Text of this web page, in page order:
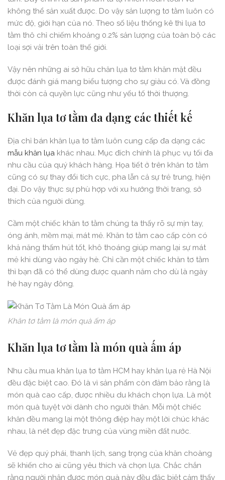
không thể sản xuất được. Do vậy sản lượng tơ tằm luôn có
mức độ, giới hạn của nó. Theo số liệu thống kê thì lụa tơ
tằm thô chỉ chiếm khoảng 0.2% sản lượng của toàn bộ các
loại sợi vải trên toàn thế giới.
Vậy nên những ai sở hữu chăn lụa tơ tằm khăn mặt đều
được đánh giá mang biểu tượng cho sự giàu có. Và đồng
thời còn cả quyền lực cũng như yếu tố thời thượng.
Khăn lụa tơ tằm đa dạng các thiết kế
Địa chỉ bán khăn lụa tơ tằm luôn cung cấp đa dạng các
mẫu khăn lụa khác nhau. Mục đích chính là phục vụ tối đa
nhu cầu của quý khách hàng. Họa tiết ở trên khăn tơ tằm
cũng có sự thay đổi tích cực, pha lẫn cả sự trẻ trung, hiện
đại. Do vậy thực sự phù hợp với xu hướng thời trang, sở
thích của người dùng.
Cầm một chiếc khăn tơ tằm chúng ta thấy rõ sự mịn tay,
óng ánh, mềm mại, mát mẻ. Khăn tơ tằm cao cấp còn có
khả năng thấm hút tốt, khô thoáng giúp mang lại sự mát
mẻ khi dùng vào ngày hè. Chỉ cần một chiếc khăn tơ tằm
thì bạn đã có thể dùng được quanh năm cho dù là ngày
hè hay ngày đông.
Khăn tơ tằm là món quà ấm áp
Khăn lụa tơ tằm là món quà ấm áp
Nhu cầu mua khăn lụa tơ tằm HCM hay khăn lụa rẻ Hà Nội
đều đặc biệt cao. Đó là vì sản phẩm còn đảm bảo rằng là
món quà cao cấp, được nhiều du khách chọn lựa. Là một
món quà tuyệt vời dành cho người thân. Mỗi một chiếc
khăn đều mang lại một thông điệp hay một lời chúc khác
nhau, là nét đẹp đặc trưng của vùng miền đất nước.
Vẻ đẹp quý phái, thanh lịch, sang trọng của khăn choàng
sẽ khiến cho ai cũng yêu thích và chọn lựa. Chắc chắn
rằng người nhận được món quà này đều đặc biệt cảm thấy